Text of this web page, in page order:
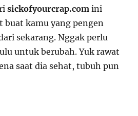
sickofyourcrap.com ini
buat kamu yang pengen
sekarang. Nggak perlu
untuk berubah. Yuk rawat
saat dia sehat, tubuh pun